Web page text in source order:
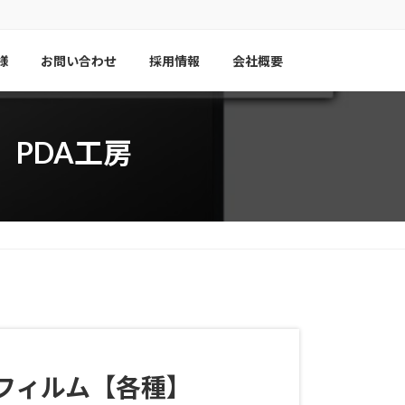
お問い合わせ 採用情報 会社概要
PDA工房
ィルム【各種】